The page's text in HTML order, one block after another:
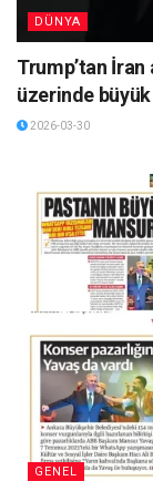
DÜNYA
Trump’tan İran
üzerinde
2026-03-30
GENEL